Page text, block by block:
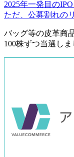
2025年一発目の
ただ、公募割れの
バッグ等の皮革商
100株ずつ当選しま